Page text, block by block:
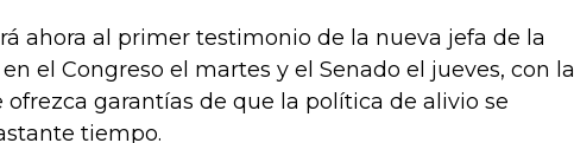
ahora al primer testimonio de la nueva jefa de la
el Congreso el martes y el Senado el jueves, con la
ofrezca garantías de que la política de alivio se
tiempo.